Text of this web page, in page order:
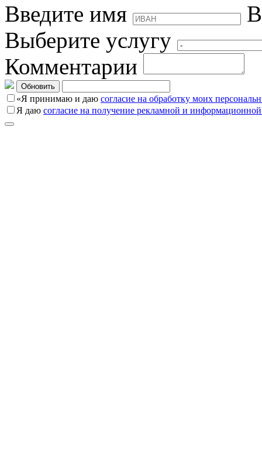
Введите имя
Выберите услугу
Комментарии
Обновить
«Я принимаю и даю согласие на обработку моих
Я даю согласие на получение рекламной и